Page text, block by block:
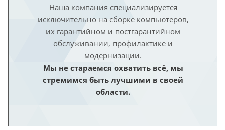
Наша компания специализируется
исключительно на сборке компьютеров,
их гарантийном и постгарантийном
обслуживании, профилактике и
модернизации.
Мы не стараемся охватить всё, мы
стремимся быть лучшими в своей
области.